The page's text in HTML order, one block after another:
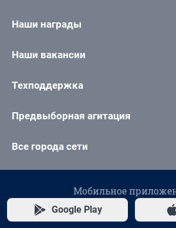
Наши награды
Наши вакансии
Техподдержка
Предвыборная агитация
Все города сети
Мобильное
Google Play